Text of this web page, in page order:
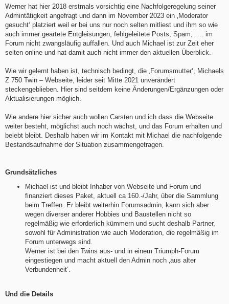
Werner hat hier 2018 erstmals vorsichtig eine Nachfolgeregelung seiner
Admintätigkeit angefragt und dann im November 2023 ein ‚Moderator
gesucht‘ platziert weil er bei uns nur noch selten mitliest und ihm so wie
auch immer geartete Entgleisungen, fehlgeleitete Posts, Spam, …. im
Forum nicht zwangsläufig auffallen. Und auch Michael ist zur Zeit eher
selten online und hat damit auch nicht immer den aktuellen Überblick.
Wie wir gelernt haben ist, technisch bedingt, die ‚Forumsmutter‘, Michaels
Z 750 Twin – Webseite, leider seit Mitte 2021 unverändert
steckengeblieben. Hier sind seitdem keine Änderungen/Ergänzungen oder
Aktualisierungen möglich.
Wie andere hier sicher auch wollen Carsten und ich dass die Webseite
weiter besteht, möglichst auch noch wächst, und das Forum erhalten und
belebt bleibt. Deshalb haben wir im Kontakt mit Michael die nachfolgende
Bestandsaufnahme der Situation zusammengetragen.
Grundsätzliches
Michael ist und bleibt Inhaber von Webseite und Forum und
finanziert dieses Paket, aktuell ca 160.-/Jahr, über die Sammlung
beim Treffen. Er bleibt weiterhin Forumsadmin, kann sich aber
wegen diverser anderer Hobbies und Baustellen nicht so
regelmäßig wie erforderlich kümmern und sucht deshalb Partner,
sowohl für Administration wie auch Moderation, die regelmäßig im
Forum unterwegs sind.
Werner ist bei den Twins aus- und in einem Triumph-Forum
eingestiegen und macht aktuell den Admin noch ‚aus alter
Verbundenheit‘.
Und die Details